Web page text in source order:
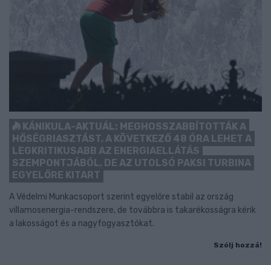
KÁNIKULA-AKTUÁL: MEGHOSSZABBÍTOTTÁK A
HŐSÉGRIASZTÁST, A KÖVETKEZŐ 48 ÓRA LEHET A
LEGKRITIKUSABB AZ ENERGIAELLÁTÁS
SZEMPONTJÁBÓL, DE AZ UTOLSÓ PAKSI TURBINA
EGYELŐRE KITART
A Védelmi Munkacsoport szerint egyelőre stabil az ország
villamosenergia-rendszere, de továbbra is takarékosságra kérik
a lakosságot és a nagyfogyasztókat.
Szólj hozzá!